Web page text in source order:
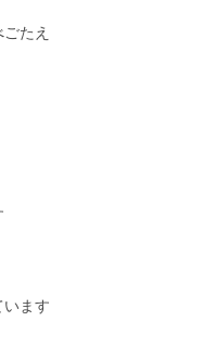
たえ
ます